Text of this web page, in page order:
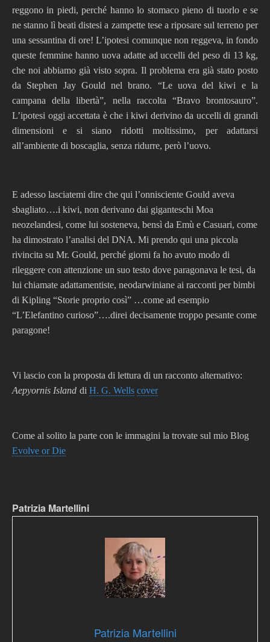
reggono in piedi, perché hanno lo stomaco pieno di tuorlo e se
ne stanno lì beati distesi a zampette tese a riposare sul terreno per
una sessantina di ore! L’ipotesi comunque non reggeva, in fondo
queste femmine hanno uova adatte ad uccelli del peso di 13 kg,
che noi abbiamo già visto sopra. Il problema era già stato posto
da Stephen Jay Gould nel brano. “Le uova del kiwi e la
campana della libertà”, nella raccolta “Bravo brontosauro”.
L’ipotesi oggi accettata è che i kiwi derivino da uccelli di grandi
dimensioni e si siano ridotti moltissimo, per adattarsi
all’ambiente di boscaglia, senza ridurre, però l’uovo.
E adesso lasciatemi dire che qui l’onnisciente Gould aveva
sbagliato….i kiwi, non derivano dai giganteschi Moa
neozelandesi, come lui sosteneva, bensì da Emù e Casuari, come
ha dimostrato l’analisi del DNA. Mi prendo qui una piccola
rivincita su Mr. Gould, perché giorni fa ho avuto modo di
rileggere con attenzione un suo testo dove paragonava le tesi, da
lui chiamate adattamentiste, neodarwiniane ai racconti per bimbi
di Kipling “Storie proprio così” …come ad esempio
“L’Elefantino curioso”….direi decisamente troppo pesante come
paragone!
Vi lascio con la proposta di lettura di un racconto alternativo:
Aepyornis Island di H. G. Wells cover
Come al solito la parte con le immagini la trovate sul mio Blog
Evolve or Die
Patrizia Martellini
Patrizia Martellini